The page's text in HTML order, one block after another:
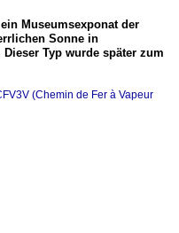
Museumsexponat der
Sonne in
Typ wurde später zum
(Chemin de Fer à Vapeur